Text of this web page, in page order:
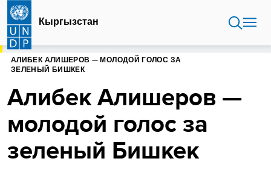
Перейти
основному
содержанию
Кыргызстан
ГЛАВНАЯ
АЛИБЕК АЛИШЕРОВ — МОЛОДОЙ ГОЛОС ЗА
ЗЕЛЕНЫЙ БИШКЕК
Алибек Алишеров —
молодой голос за
зеленый Бишкек